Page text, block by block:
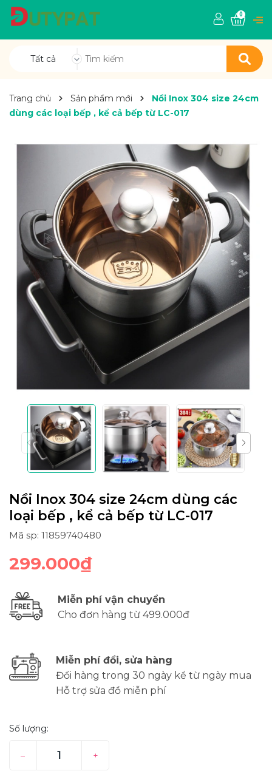
Tất cả
0
Trang chủ Sản phẩm mới
Nồi Inox 304 size 24cm
dùng các loại bếp , kể cả bếp từ LC-017
Nồi Inox 304 size 24cm dùng các
loại bếp , kể cả bếp từ LC-017
Mã sp: 11859740480
299.000₫
Miễn phí vận chuyển
Cho đơn hàng từ 499.000đ
Miễn phí đổi, sửa hàng
Đổi hàng trong 30 ngày kể từ ngày mua
Hỗ trợ sửa đồ miễn phí
Số lượng:
– +